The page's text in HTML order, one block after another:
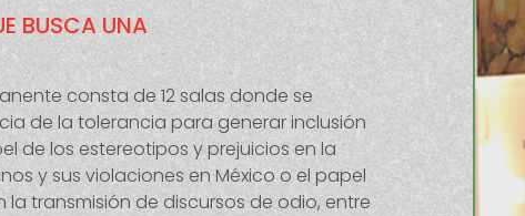
BUSCA UNA
consta de 12 salas donde se
de la tolerancia para generar inclusión
de los estereotipos y prejuicios en la
y sus violaciones en México o el papel
transmisión de discursos de odio, entre